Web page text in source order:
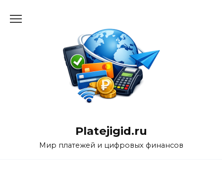
Platejigid.ru
Мир платежей и цифровых финансов